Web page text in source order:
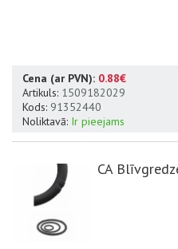
Cena (ar PVN): 0.88€
Artikuls: 1509182029
Kods: 91352440
Noliktavā: Ir pieejams
CA